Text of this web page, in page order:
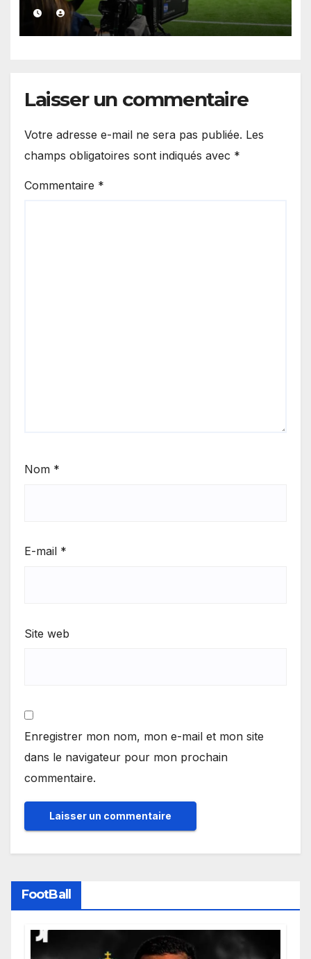
de la Liga
Laisser un commentaire
Votre adresse e-mail ne sera pas publiée. Les
champs obligatoires sont indiqués avec *
Commentaire *
Nom *
E-mail *
Site web
Enregistrer mon nom, mon e-mail et mon site
dans le navigateur pour mon prochain
commentaire.
FootBall